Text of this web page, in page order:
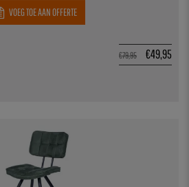
VOEG TOE AAN OFFERTE
€79,95 €49,95